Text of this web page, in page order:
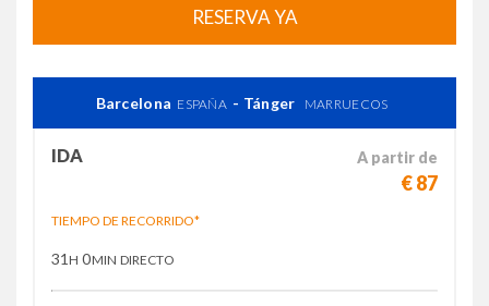
RESERVA YA
Barcelona ESPAÑA - Tánger MARRUECOS
IDA A partir de
€ 87
TIEMPO DE RECORRIDO*
31H 0MIN DIRECTO